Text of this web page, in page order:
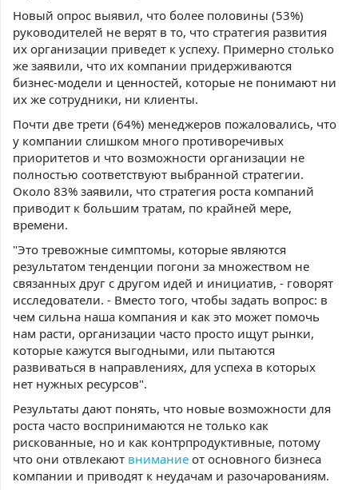
Новый опрос выявил, что более половины (53%)
руководителей не верят в то, что стратегия развития
их организации приведет к успеху. Примерно столько
же заявили, что их компании придерживаются
бизнес-модели и ценностей, которые не понимают ни
их же сотрудники, ни клиенты.
Почти две трети (64%) менеджеров пожаловались, что
у компании слишком много противоречивых
приоритетов и что возможности организации не
полностью соответствуют выбранной стратегии.
Около 83% заявили, что стратегия роста компаний
приводит к большим тратам, по крайней мере,
времени.
"Это тревожные симптомы, которые являются
результатом тенденции погони за множеством не
связанных друг с другом идей и инициатив, - говорят
исследователи. - Вместо того, чтобы задать вопрос: в
чем сильна наша компания и как это может помочь
нам расти, организации часто просто ищут рынки,
которые кажутся выгодными, или пытаются
развиваться в направлениях, для успеха в которых
нет нужных ресурсов".
Результаты дают понять, что новые возможности для
роста часто воспринимаются не только как
рискованные, но и как контрпродуктивные, потому
что они отвлекают внимание от основного бизнеса
компании и приводят к неудачам и разочарованиям.